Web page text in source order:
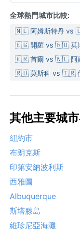
全球熱門城市比較:
🇳🇱 阿姆斯特丹 vs
🇪🇬 開羅 vs 🇷🇺 莫
🇰🇷 首爾 vs 🇳🇱 阿
🇷🇺 莫斯科 vs 🇹🇷
其他主要城
紐約市
布朗克斯
印第安納波利斯
西雅圖
Albuquerque
斯塔滕島
維珍尼亞海灘